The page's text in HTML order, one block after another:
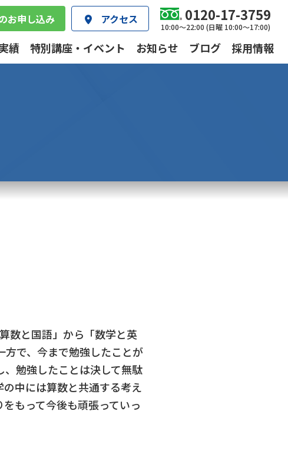
お申し込み アクセス 0120-17-3759
10:00～22:00 (日曜 10:00～17:00)
績 特別講座・イベント お知らせ ブログ 採用情報
数と国語」から「数学と英
で、今まで勉強したことが
勉強したことは決して無駄
中には算数と共通する考え
もって今後も頑張っていっ